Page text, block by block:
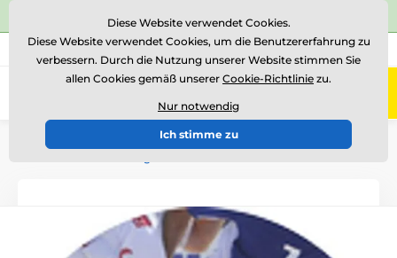
⭐Siehe 504 verifizierte Bewertungen auf
Rufen Sie uns an (Mo-Fr 15-18) +43 676 361 37 22
0
Einführung
Logotypen und Embleme
Diese Website verwendet Cookies.
Diese Website verwendet Cookies, um die Benutzererfahrung zu
verbessern. Durch die Nutzung unserer Website stimmen Sie
allen Cookies gemäß unserer Cookie-Richtlinie zu.
Nur notwendig
Ich stimme zu